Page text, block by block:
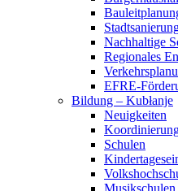
Nachhaltige
Regionales
EFRE-
Bildung – Kubłanje
Neuigkeiten
Schulen